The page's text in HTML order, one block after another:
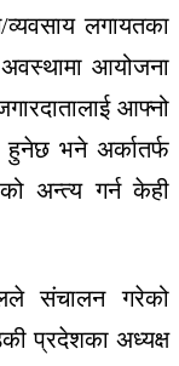
/व्यवसाय लगायतका
अवस्थामा आयोजना
आफ्नो
हुनेछ भने अर्कातर्फ
अन्त्य गर्न केही
संचालन
गरेको
प्रदेशका अध्यक्ष